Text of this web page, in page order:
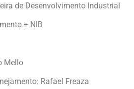
de Desenvolvimento Industrial
+ NIB
Mello
Rafael Freaza